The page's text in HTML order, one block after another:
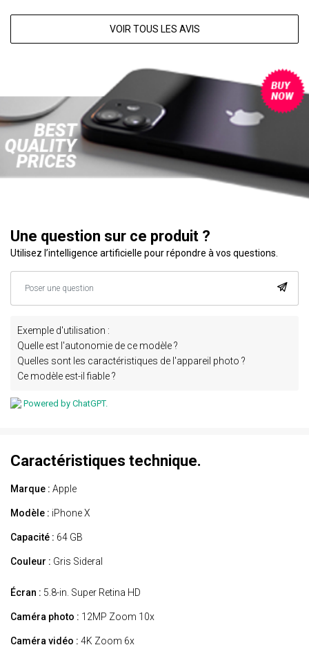
VOIR TOUS LES AVIS
Une question sur ce produit ?
Utilisez l’intelligence artificielle pour répondre à vos questions.
Exemple d'utilisation :
Quelle est l'autonomie de ce modèle ?
Quelles sont les caractéristiques de l'appareil photo ?
Ce modèle est-il fiable ?
Powered by ChatGPT.
Caractéristiques technique.
Marque : Apple
Modèle : iPhone X
Capacité : 64 GB
Couleur : Gris Sideral
Écran : 5.8-in. Super Retina HD
Caméra photo : 12MP Zoom 10x
Caméra vidéo : 4K Zoom 6x